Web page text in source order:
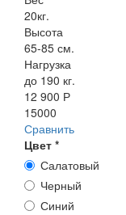
20кг.
Высота
65-85 см.
Нагрузка
до 190 кг.
12 900 Р
15000
Сравнить
Цвет *
Салатовый
Черный
Синий